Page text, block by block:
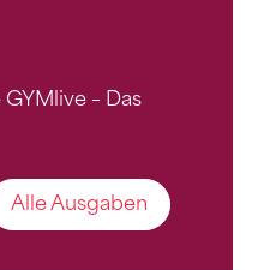
– Das
Alle Ausgaben